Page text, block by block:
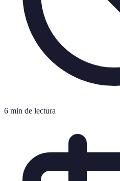
6 min de lectura